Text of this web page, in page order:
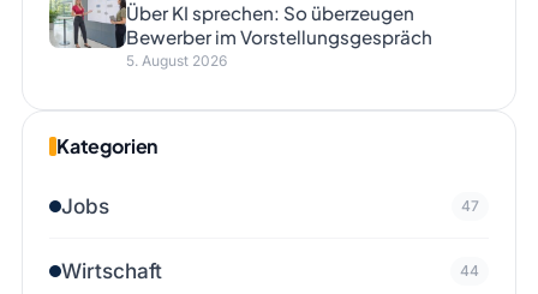
Über KI sprechen: So überzeugen
Bewerber im Vorstellungsgespräch
5. August 2026
Kategorien
Jobs 47
Wirtschaft 44